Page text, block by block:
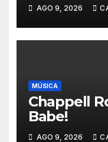
AGO 9, 2026
MÚSICA
Chappell
Babe!
AGO 9, 2026